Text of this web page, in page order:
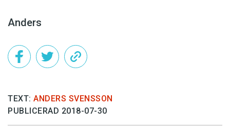
Anders
TEXT: ANDERS SVENSSON
PUBLICERAD 2018-07-30